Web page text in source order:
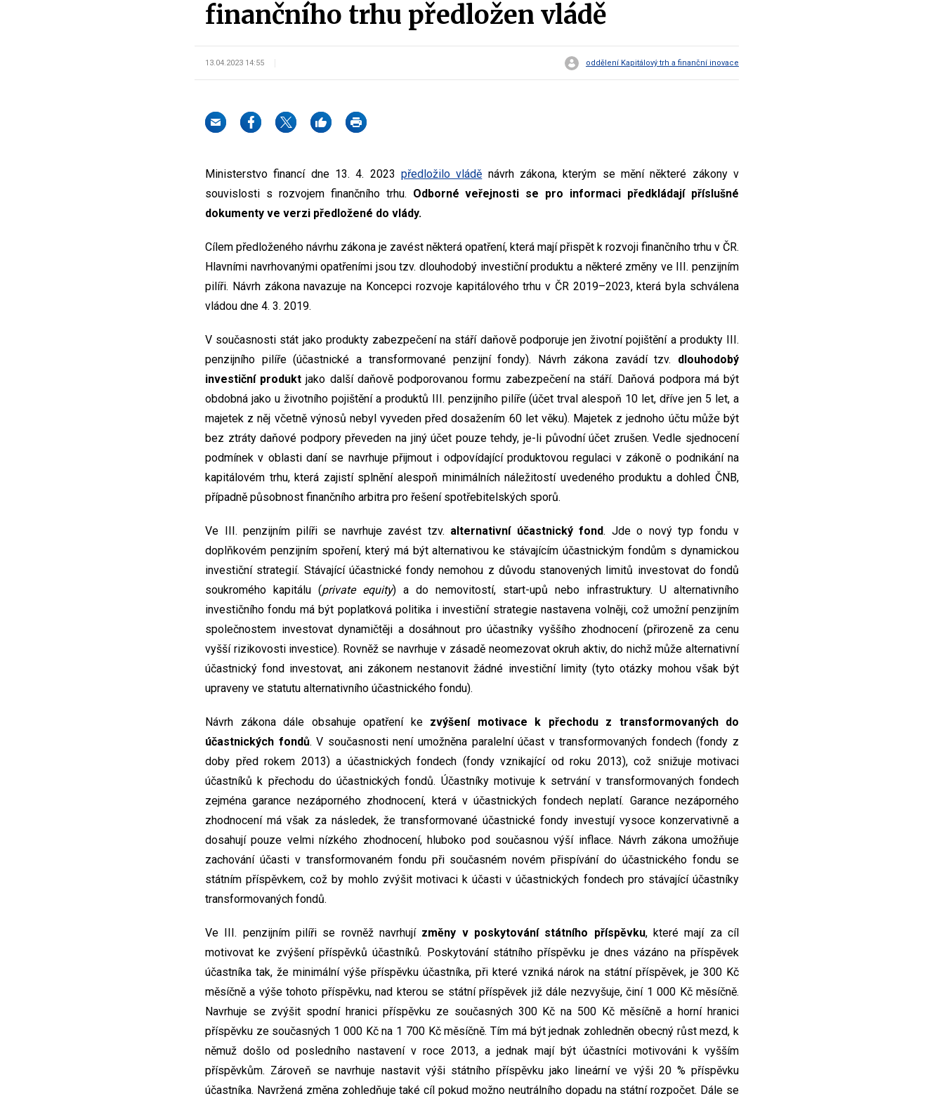
finančního trhu předložen vládě
13.04.2023 14:55 oddělení Kapitálový trh a finanční inovace
Ministerstvo financí dne 13. 4. 2023 předložilo vládě návrh zákona, kterým se mění některé zákony v
souvislosti s rozvojem finančního trhu. Odborné veřejnosti se pro informaci předkládají příslušné
dokumenty ve verzi předložené do vlády.
Cílem předloženého návrhu zákona je zavést některá opatření, která mají přispět k rozvoji finančního trhu v ČR.
Hlavními navrhovanými opatřeními jsou tzv. dlouhodobý investiční produktu a některé změny ve III. penzijním
pilíři. Návrh zákona navazuje na Koncepci rozvoje kapitálového trhu v ČR 2019–2023, která byla schválena
vládou dne 4. 3. 2019.
V současnosti stát jako produkty zabezpečení na stáří daňově podporuje jen životní pojištění a produkty III.
penzijního pilíře (účastnické a transformované penzijní fondy). Návrh zákona zavádí tzv. dlouhodobý
investiční produkt jako další daňově podporovanou formu zabezpečení na stáří. Daňová podpora má být
obdobná jako u životního pojištění a produktů III. penzijního pilíře (účet trval alespoň 10 let, dříve jen 5 let, a
majetek z něj včetně výnosů nebyl vyveden před dosažením 60 let věku). Majetek z jednoho účtu může být
bez ztráty daňové podpory převeden na jiný účet pouze tehdy, je-li původní účet zrušen. Vedle sjednocení
podmínek v oblasti daní se navrhuje přijmout i odpovídající produktovou regulaci v zákoně o podnikání na
kapitálovém trhu, která zajistí splnění alespoň minimálních náležitostí uvedeného produktu a dohled ČNB,
případně působnost finančního arbitra pro řešení spotřebitelských sporů.
Ve III. penzijním pilíři se navrhuje zavést tzv. alternativní účastnický fond. Jde o nový typ fondu v
doplňkovém penzijním spoření, který má být alternativou ke stávajícím účastnickým fondům s dynamickou
investiční strategií. Stávající účastnické fondy nemohou z důvodu stanovených limitů investovat do fondů
soukromého kapitálu (private equity) a do nemovitostí, start-upů nebo infrastruktury. U alternativního
investičního fondu má být poplatková politika i investiční strategie nastavena volněji, což umožní penzijním
společnostem investovat dynamičtěji a dosáhnout pro účastníky vyššího zhodnocení (přirozeně za cenu
vyšší rizikovosti investice). Rovněž se navrhuje v zásadě neomezovat okruh aktiv, do nichž může alternativní
účastnický fond investovat, ani zákonem nestanovit žádné investiční limity (tyto otázky mohou však být
upraveny ve statutu alternativního účastnického fondu).
Návrh zákona dále obsahuje opatření ke zvýšení motivace k přechodu z transformovaných do
účastnických fondů. V současnosti není umožněna paralelní účast v transformovaných fondech (fondy z
doby před rokem 2013) a účastnických fondech (fondy vznikající od roku 2013), což snižuje motivaci
účastníků k přechodu do účastnických fondů. Účastníky motivuje k setrvání v transformovaných fondech
zejména garance nezáporného zhodnocení, která v účastnických fondech neplatí. Garance nezáporného
zhodnocení má však za následek, že transformované účastnické fondy investují vysoce konzervativně a
dosahují pouze velmi nízkého zhodnocení, hluboko pod současnou výší inflace. Návrh zákona umožňuje
zachování účasti v transformovaném fondu při současném novém přispívání do účastnického fondu se
státním příspěvkem, což by mohlo zvýšit motivaci k účasti v účastnických fondech pro stávající účastníky
transformovaných fondů.
Ve III. penzijním pilíři se rovněž navrhují změny v poskytování státního příspěvku, které mají za cíl
motivovat ke zvýšení příspěvků účastníků. Poskytování státního příspěvku je dnes vázáno na příspěvek
účastníka tak, že minimální výše příspěvku účastníka, při které vzniká nárok na státní příspěvek, je 300 Kč
měsíčně a výše tohoto příspěvku, nad kterou se státní příspěvek již dále nezvyšuje, činí 1 000 Kč měsíčně.
Navrhuje se zvýšit spodní hranici příspěvku ze současných 300 Kč na 500 Kč měsíčně a horní hranici
příspěvku ze současných 1 000 Kč na 1 700 Kč měsíčně. Tím má být jednak zohledněn obecný růst mezd, k
němuž došlo od posledního nastavení v roce 2013, a jednak mají být účastníci motivováni k vyšším
příspěvkům. Zároveň se navrhuje nastavit výši státního příspěvku jako lineární ve výši 20 % příspěvku
účastníka. Navržená změna zohledňuje také cíl pokud možno neutrálního dopadu na státní rozpočet. Dále se